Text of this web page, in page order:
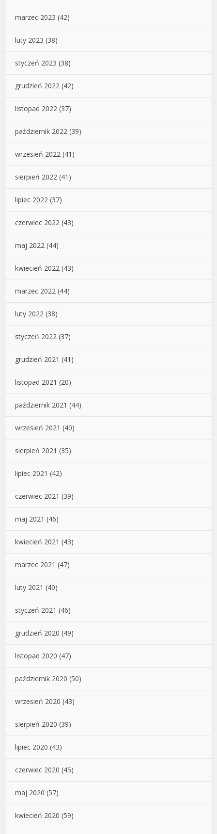
marzec 2023 (42)
luty 2023 (38)
styczeń 2023 (38)
grudzień 2022 (42)
listopad 2022 (37)
październik 2022 (39)
wrzesień 2022 (41)
sierpień 2022 (41)
lipiec 2022 (37)
czerwiec 2022 (43)
maj 2022 (44)
kwiecień 2022 (43)
marzec 2022 (44)
luty 2022 (38)
styczeń 2022 (37)
grudzień 2021 (41)
listopad 2021 (20)
październik 2021 (44)
wrzesień 2021 (40)
sierpień 2021 (35)
lipiec 2021 (42)
czerwiec 2021 (39)
maj 2021 (46)
kwiecień 2021 (43)
marzec 2021 (47)
luty 2021 (40)
styczeń 2021 (46)
grudzień 2020 (49)
listopad 2020 (47)
październik 2020 (50)
wrzesień 2020 (43)
sierpień 2020 (39)
lipiec 2020 (43)
czerwiec 2020 (45)
maj 2020 (57)
kwiecień 2020 (59)